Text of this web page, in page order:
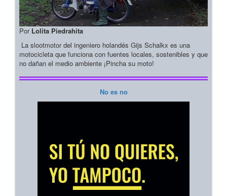
Por Lolita Piedrahita
La slootmotor del ingeniero holandés Gijs Schalkx es una
motocicleta que funciona con fuentes locales, sostenibles y que
no dañan el medio ambiente ¡Pincha su moto!
No es no